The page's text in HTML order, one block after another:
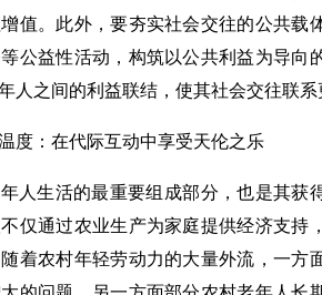
值。此外，要夯实社会交往的公共载
公益性活动，构筑以公共利益为导向
人之间的利益联结，使其社会交往联系
度：在代际互动中享受天伦之乐
人生活的最重要组成部分，也是其获
仅通过农业生产为家庭提供经济支持
着农村年轻劳动力的大量外流，一方